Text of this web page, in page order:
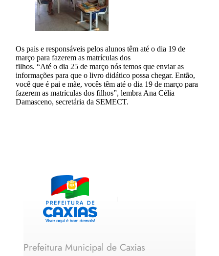
Os pais e responsáveis pelos alunos têm até o dia 19 de
março para fazerem as matrículas dos
filhos. “Até o dia 25 de março nós temos que enviar as
informações para que o livro didático possa chegar. Então,
você que é pai e mãe, vocês têm até o dia 19 de março para
fazerem as matrículas dos filhos”, lembra Ana Célia
Damasceno, secretária da SEMECT.
Prefeitura Municipal de Caxias